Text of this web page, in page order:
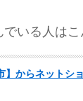
でいる人は
】からネットシ